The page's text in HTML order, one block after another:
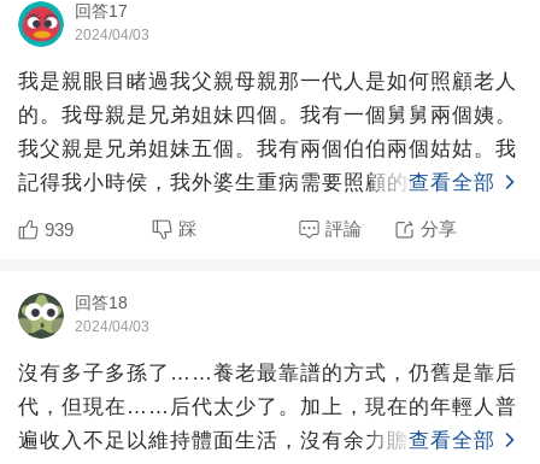
回答17
2024/04/03
我是親眼目睹過我父親母親那一代人是如何照顧老人
的。我母親是兄弟姐妹四個。我有一個舅舅兩個姨。
我父親是兄弟姐妹五個。我有兩個伯伯兩個姑姑。我
記得我小時侯，我外婆生重病需要照顧的時候。是我
母親兄弟姐妹四家
查看全部
939 踩 評論 分享
回答18
2024/04/03
沒有多子多孫了……養老最靠譜的方式，仍舊是靠后
代，但現在……后代太少了。加上，現在的年輕人普
遍收入不足以維持體面生活，沒有余力贍養老人。
查看全部